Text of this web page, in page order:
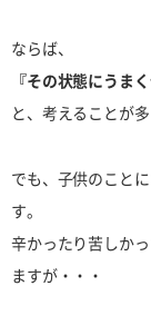
ならば、
『その状態にうま
と、考えることが多
でも、子供のこと
す。
辛かったり苦しか
ますが・・・